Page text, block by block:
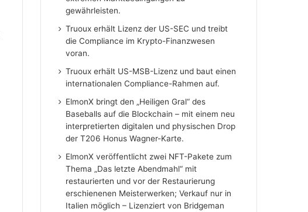
gewährleisten.
Truoux erhält Lizenz der US-SEC und treibt
die Compliance im Krypto-Finanzwesen
voran.
Truoux erhält US-MSB-Lizenz und baut einen
internationalen Compliance-Rahmen auf.
ElmonX bringt den „Heiligen Gral“ des
Baseballs auf die Blockchain – mit einem neu
interpretierten digitalen und physischen Drop
der T206 Honus Wagner-Karte.
ElmonX veröffentlicht zwei NFT-Pakete zum
Thema „Das letzte Abendmahl“ mit
restaurierten und vor der Restaurierung
erschienenen Meisterwerken; Verkauf nur in
Italien möglich – Lizenziert von Bridgeman